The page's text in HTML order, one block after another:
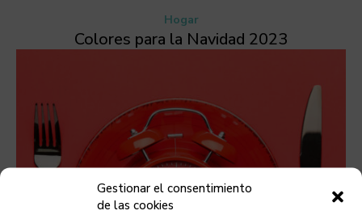
Gestionar el consentimiento
de las cookies
Hogar
Colores para la Navidad 2023